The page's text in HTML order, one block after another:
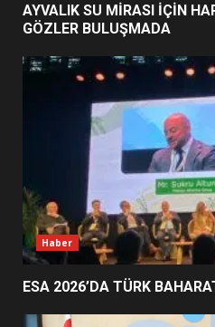
EİB’DE
4
FİNALİNDE
BALIKESİR
UZATILDI:
AYVALIK SU MİRASI İÇİN
GÖZLER BULUŞMADA
Haber
ESA 2026’DA TÜRK